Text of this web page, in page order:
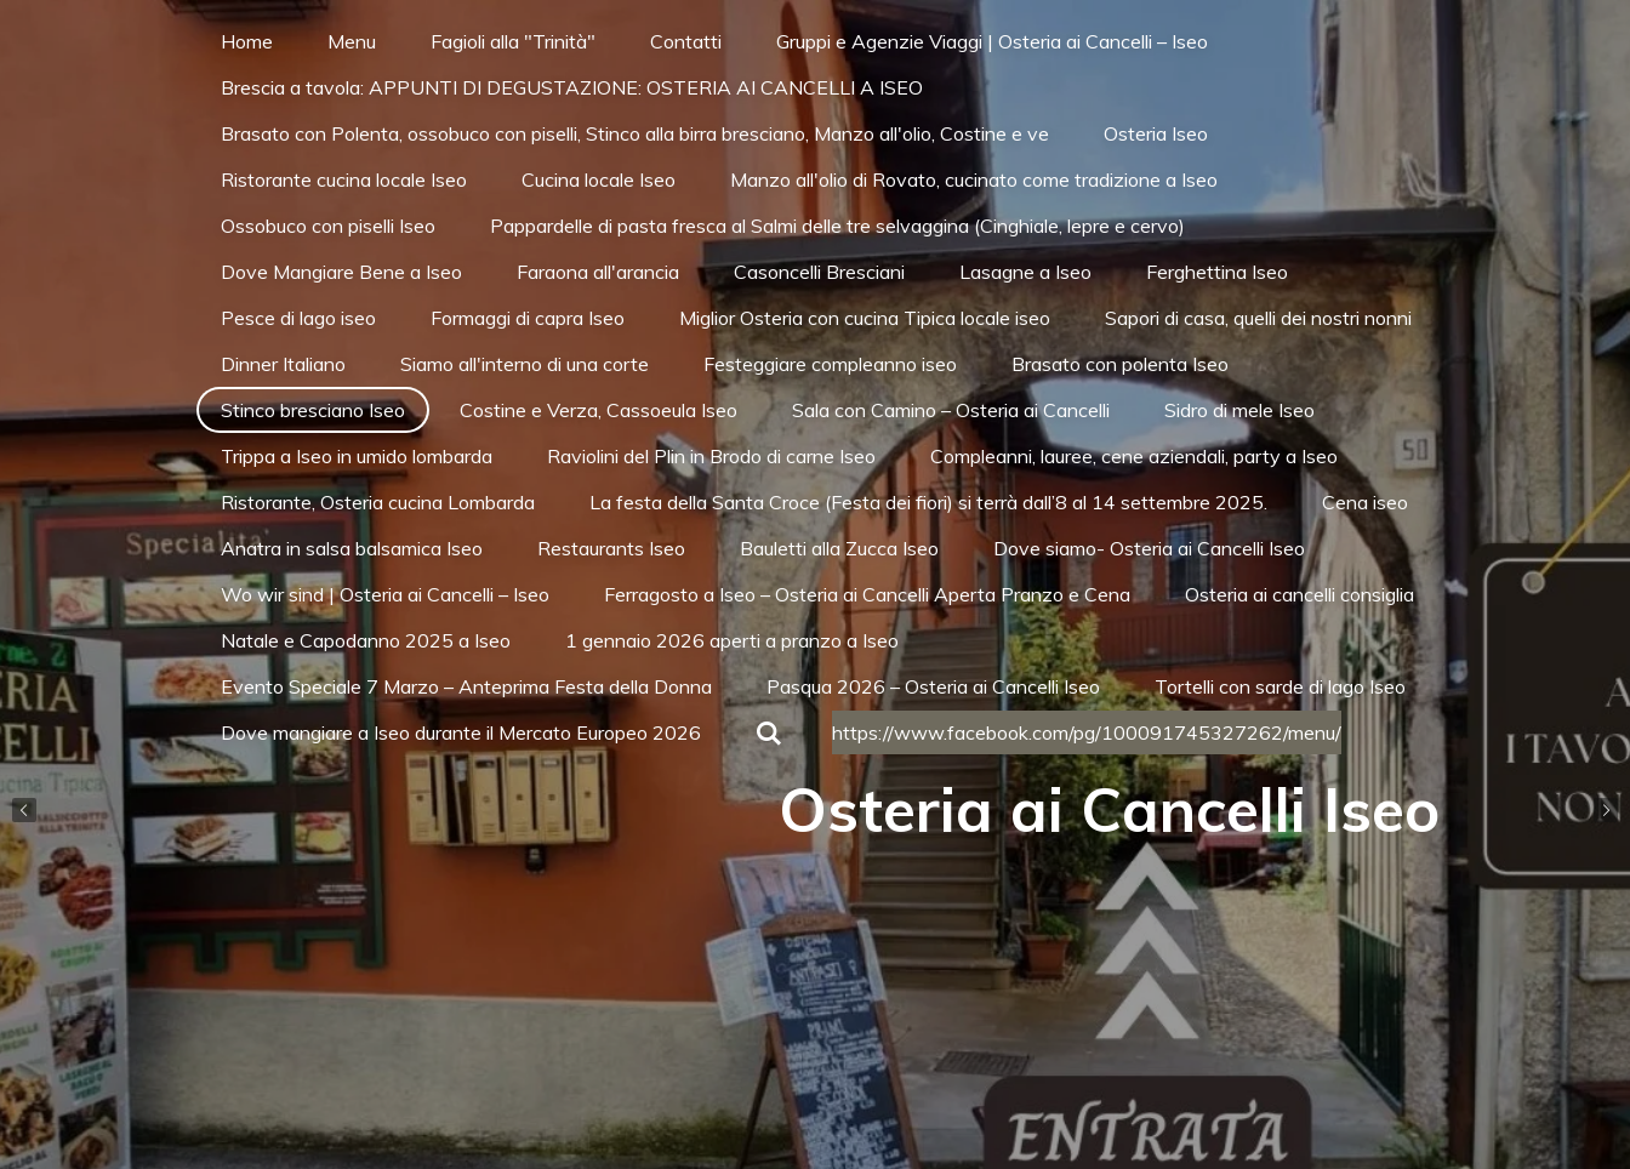
Home Menu Fagioli alla "Trinità" Contatti
Gruppi e Agenzie Viaggi | Osteria ai Cancelli – Iseo
Brescia a tavola: APPUNTI DI DEGUSTAZIONE: OSTERIA AI CANCELLI A ISEO
Brasato con Polenta, ossobuco con piselli, Stinco alla birra bresciano, Manzo all'olio, Costine e ve
Osteria Iseo
Ristorante cucina locale Iseo
Cucina locale Iseo
Manzo all'olio di Rovato, cucinato come tradizione a Iseo
Ossobuco con piselli Iseo
Pappardelle di pasta fresca al Salmi delle tre selvaggina (Cinghiale, lepre e cervo)
Dove Mangiare Bene a Iseo
Faraona all'arancia Casoncelli Bresciani Lasagne a Iseo
Ferghettina Iseo
Pesce di lago iseo
Formaggi di capra Iseo Miglior Osteria con cucina Tipica locale iseo
Sapori di casa, quelli dei nostri nonni
Dinner Italiano
Siamo all'interno di una corte Festeggiare compleanno iseo
Brasato con polenta Iseo
Stinco bresciano Iseo
Costine e Verza, Cassoeula Iseo Sala con Camino – Osteria ai Cancelli
Sidro di mele Iseo
Trippa a Iseo in umido lombarda
Raviolini del Plin in Brodo di carne Iseo
Compleanni, lauree, cene aziendali, party a Iseo
Ristorante, Osteria cucina Lombarda
La festa della Santa Croce (Festa dei fiori) si terrà dall’8 al 14 settembre 2025.
Cena iseo
Anatra in salsa balsamica Iseo
Restaurants Iseo Bauletti alla Zucca Iseo
Dove siamo- Osteria ai Cancelli Iseo
Wo wir sind | Osteria ai Cancelli – Iseo
Ferragosto a Iseo – Osteria ai Cancelli Aperta Pranzo e Cena
Osteria ai cancelli consiglia
Natale e Capodanno 2025 a Iseo
1 gennaio 2026 aperti a pranzo a Iseo
Evento Speciale 7 Marzo – Anteprima Festa della Donna
Pasqua 2026 – Osteria ai Cancelli Iseo
Tortelli con sarde di lago Iseo
Dove mangiare a Iseo durante il Mercato Europeo 2026
https://www.facebook.com/pg/100091745327262/menu/